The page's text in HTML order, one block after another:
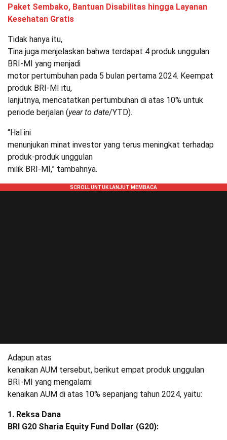
Paket Sembako, Bantuan Disabilitas hingga Layanan
Kesehatan Gratis
Tidak hanya itu,
Tina juga menjelaskan bahwa terdapat 4 produk unggulan
BRI-MI yang menjadi
motor pertumbuhan pada 5 bulan pertama 2024. Keempat
produk BRI-MI itu,
lanjutnya, mencatatkan pertumbuhan di atas 10% untuk
periode berjalan (year to date/YTD).
“Hal ini
menunjukan minat investor yang terus meningkat terhadap
produk-produk unggulan
milik BRI-MI,” tambahnya.
Adapun atas
kenaikan AUM tersebut, berikut empat produk unggulan
BRI-MI yang mengalami
kenaikan AUM di atas 10% sepanjang tahun 2024, yaitu:
1. Reksa Dana
BRI G20 Sharia Equity Fund Dollar (G20):